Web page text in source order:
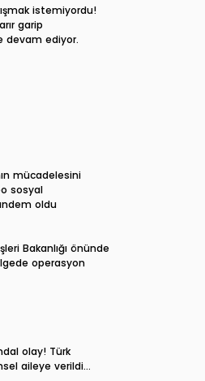
istemiyordu!
garip
devam ediyor.
mücadelesini
sosyal
oldu
Bakanlığı önünde
operasyon
olay! Türk
aileye verildi…